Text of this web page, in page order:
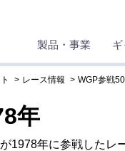
製品・事業
レース情報 WGP参戦
年
1978年に参戦したレ